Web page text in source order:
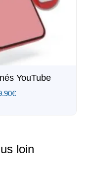
YouTube
€
loin